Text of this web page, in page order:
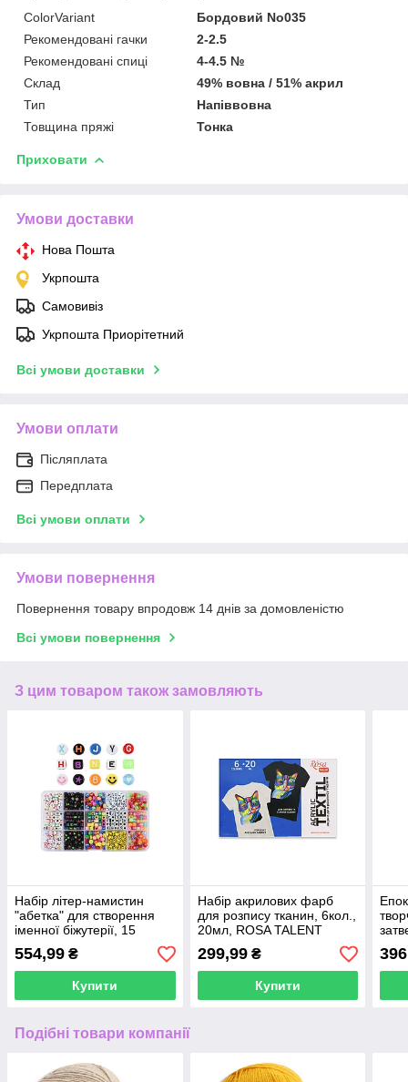
ColorVariant
Бордовий No035
Рекомендовані гачки
2-2.5
Рекомендовані спиці
4-4.5 №
Склад
49% вовна / 51% акрил
Тип
Напіввовна
Товщина пряжі
Тонка
Приховати
Умови доставки
Нова Пошта
Укрпошта
Самовивіз
Укрпошта Приорітетний
Всі умови доставки
Умови оплати
Післяплата
Передплата
Всі умови оплати
Умови повернення
Повернення товару впродовж 14 днів за домовленістю
Всі умови повернення
З цим товаром також замовляють
Набір літер-намистин
"абетка" для створення
іменної біжутерії, 15
осередків
554,99 ₴
Купити
Набір акрилових фарб
для розпису тканин, 6кол.,
20мл, ROSA TALENT
299,99₴
Купити
(1:1)
Подібні товари компанії